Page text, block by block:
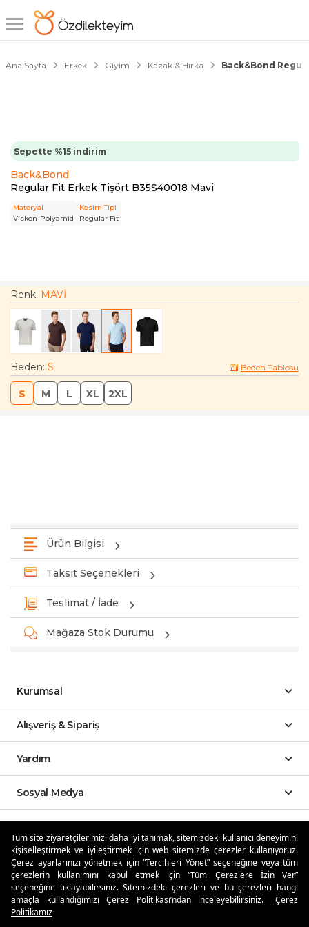
Tüm site ziyaretçilerimizi daha iyi tanımak, sitemizdeki kullanıcı deneyimini
kişiselleştirmek ve iyileştirmek için web sitemizde çerezler kullanıyoruz.
Çerez ayarlarınızı yönetmek için “Tercihleri Yönet” seçeneğine veya tüm
çerezlerin kullanımını kabul etmek için “Tüm Çerezlere İzin Ver”
seçeneğine tıklayabilirsiniz. Sitemizdeki çerezleri ve bu çerezleri hangi
amaçla kullandığımızı Çerez Politikası’ndan inceleyebilirsiniz.
Çerez
Politikamız
Ana Sayfa Erkek Giyim Kazak & Hırka Back&Bond
Sepette %15 indirim
Back&Bond
Regular Fit Erkek Tişört B35S40018 Mavi
Materyal
Viskon-Polyamid
Kesim Tipi
Regular Fit
1/6
Renk: MAVİ
Beden: S Beden Tablosu
S M L XL 2XL
Ürün Bilgisi
Taksit Seçenekleri
Teslimat / İade
Mağaza Stok Durumu
Kurumsal
Alışveriş & Sipariş
Yardım
Sosyal Medya
Özdilekteyim'de Taksit Avantajları
Güvenli Alışveriş